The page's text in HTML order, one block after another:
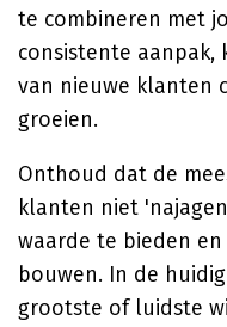
te combineren met
consistente aanpak,
van nieuwe klanten
groeien.
Onthoud dat de
klanten niet
waarde te bieden
bouwen. In de
grootste of luidste